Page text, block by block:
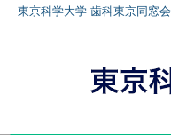
東京科学大学 歯科東京同窓会